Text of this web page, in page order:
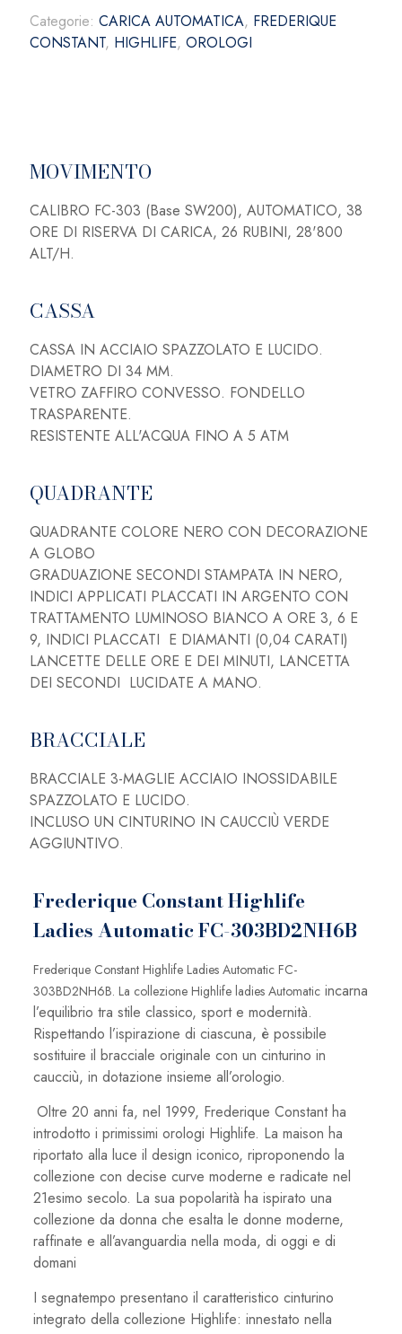
quantità
Categorie: CARICA AUTOMATICA, FREDERIQUE
CONSTANT, HIGHLIFE, OROLOGI
MOVIMENTO
CALIBRO FC-303 (Base SW200), AUTOMATICO, 38
ORE DI RISERVA DI CARICA, 26 RUBINI, 28'800
ALT/H.
CASSA
CASSA IN ACCIAIO SPAZZOLATO E LUCIDO.
DIAMETRO DI 34 MM.
VETRO ZAFFIRO CONVESSO. FONDELLO
TRASPARENTE.
RESISTENTE ALL'ACQUA FINO A 5 ATM
QUADRANTE
QUADRANTE COLORE NERO CON DECORAZIONE
A GLOBO
GRADUAZIONE SECONDI STAMPATA IN NERO,
INDICI APPLICATI PLACCATI IN ARGENTO CON
TRATTAMENTO LUMINOSO BIANCO A ORE 3, 6 E
9, INDICI PLACCATI E DIAMANTI (0,04 CARATI)
LANCETTE DELLE ORE E DEI MINUTI, LANCETTA
DEI SECONDI LUCIDATE A MANO.
BRACCIALE
BRACCIALE 3-MAGLIE ACCIAIO INOSSIDABILE
SPAZZOLATO E LUCIDO.
INCLUSO UN CINTURINO IN CAUCCIÙ VERDE
AGGIUNTIVO.
Frederique Constant Highlife
Ladies Automatic FC-303BD2NH6B
Frederique Constant Highlife Ladies Automatic FC-
303BD2NH6B. La collezione Highlife ladies Automaticincarna
l’equilibrio tra stile classico, sport e modernità.
Rispettando l’ispirazione di ciascuna, è possibile
sostituire il bracciale originale con un cinturino in
caucciù, in dotazione insieme all’orologio.
Oltre 20 anni fa, nel 1999, Frederique Constant ha
introdotto i primissimi orologi Highlife. La maison ha
riportato alla luce il design iconico, riproponendo la
collezione con decise curve moderne e radicate nel
21esimo secolo. La sua popolarità ha ispirato una
collezione da donna che esalta le donne moderne,
raffinate e all’avanguardia nella moda, di oggi e di
domani
I segnatempo presentano il caratteristico cinturino
integrato della collezione Highlife: innestato nella